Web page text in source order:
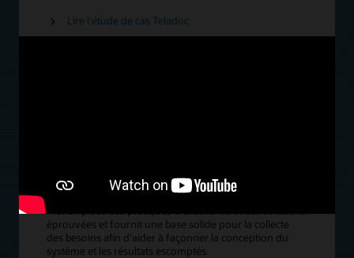
Lire l'étude de cas Teladoc
test et des rapports propres au secteur de l'assurance
afin d'accélérer l'implémentation. Le système modèle
éprouvées et fournit une base solide pour la collecte
des besoins afin d'aider à façonner la conception du
système et les résultats escomptés.